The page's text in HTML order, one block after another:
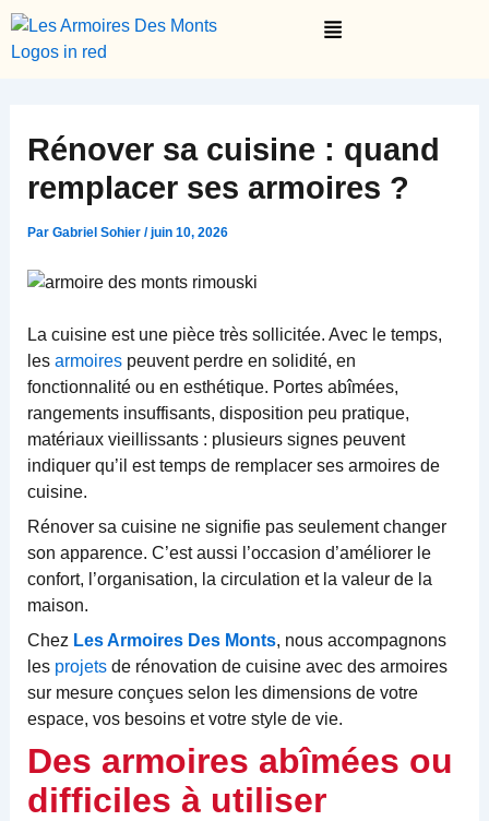
Aller
contenu
Menu
Rénover sa cuisine : quand
remplacer ses armoires ?
Par Gabriel Sohier /juin 10, 2026
La cuisine est une pièce très sollicitée. Avec le temps,
les armoirespeuvent perdre en solidité, en
fonctionnalité ou en esthétique. Portes abîmées,
rangements insuffisants, disposition peu pratique,
matériaux vieillissants : plusieurs signes peuvent
indiquer qu’il est temps de remplacer ses armoires de
cuisine.
Rénover sa cuisine ne signifie pas seulement changer
son apparence. C’est aussi l’occasion d’améliorer le
confort, l’organisation, la circulation et la valeur de la
maison.
Chez Les Armoires Des Monts, nous accompagnons
les projetsde rénovation de cuisine avec des armoires
sur mesure conçues selon les dimensions de votre
espace, vos besoins et votre style de vie.
Des armoires abîmées ou
difficiles à utiliser